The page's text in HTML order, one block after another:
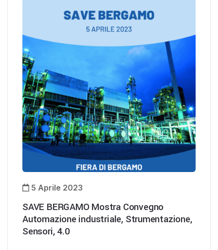
5 Aprile 2023
SAVE BERGAMO Mostra Convegno
Automazione industriale, Strumentazione,
Sensori, 4.0